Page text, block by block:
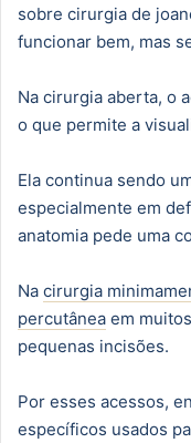
sobre cirurgia de
funcionar bem, mas
Na cirurgia aberta, o
o que permite a
Ela continua sendo
especialmente em
anatomia pede uma
Na cirurgia
percutânea em
pequenas incisões.
Por esses acessos,
específicos usados